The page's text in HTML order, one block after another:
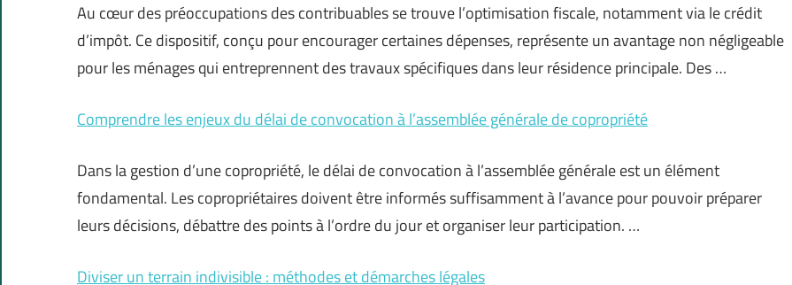
Au cœur des préoccupations des contribuables se trouve l’optimisation fiscale, notamment via le crédit
d’impôt. Ce dispositif, conçu pour encourager certaines dépenses, représente un avantage non négligeable
pour les ménages qui entreprennent des travaux spécifiques dans leur résidence principale. Des …
Comprendre les enjeux du délai de convocation à l’assemblée générale de copropriété
Dans la gestion d’une copropriété, le délai de convocation à l’assemblée générale est un élément
fondamental. Les copropriétaires doivent être informés suffisamment à l’avance pour pouvoir préparer
leurs décisions, débattre des points à l’ordre du jour et organiser leur participation. …
Diviser un terrain indivisible : méthodes et démarches légales